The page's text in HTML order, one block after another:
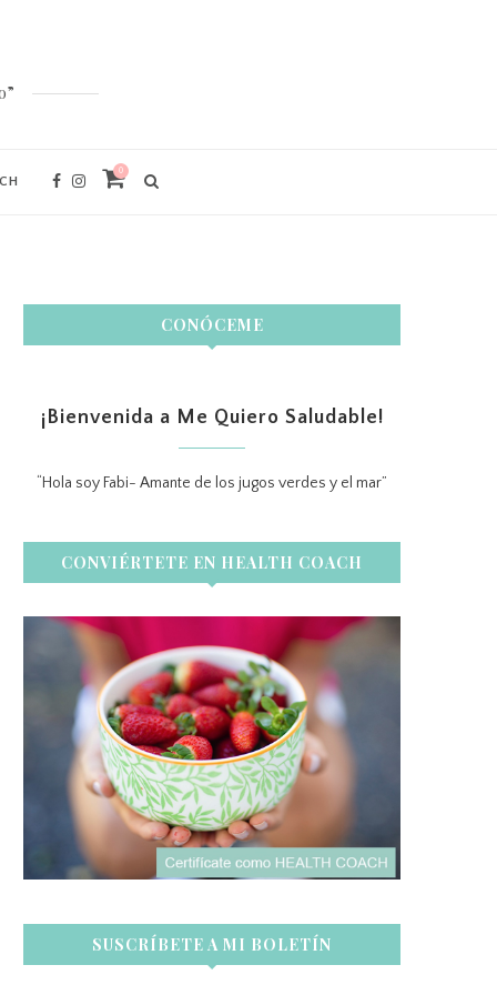
0
CONÓCEME
¡Bienvenida a Me Quiero Saludable!
“Hola soy Fabi- Amante de los jugos verdes y el mar”
CONVIÉRTETE EN HEALTH COACH
SUSCRÍBETE A MI BOLETÍN